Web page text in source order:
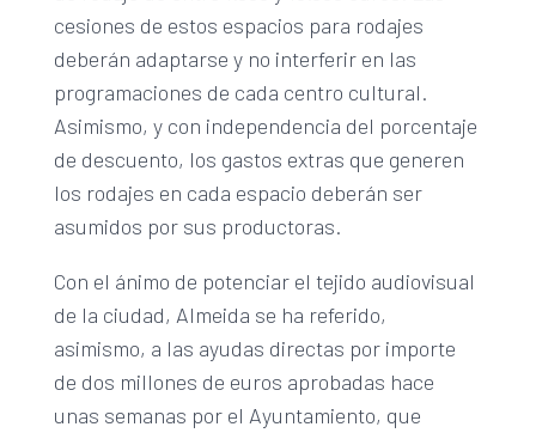
cesiones de estos espacios para rodajes
deberán adaptarse y no interferir en las
programaciones de cada centro cultural.
Asimismo, y con independencia del porcentaje
de descuento, los gastos extras que generen
los rodajes en cada espacio deberán ser
asumidos por sus productoras.
Con el ánimo de potenciar el tejido audiovisual
de la ciudad, Almeida se ha referido,
asimismo, a las ayudas directas por importe
de dos millones de euros aprobadas hace
unas semanas por el Ayuntamiento, que